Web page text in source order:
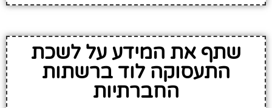
שתף את המידע על לשכת
התעסוקה לוד ברשתות
החברתיות